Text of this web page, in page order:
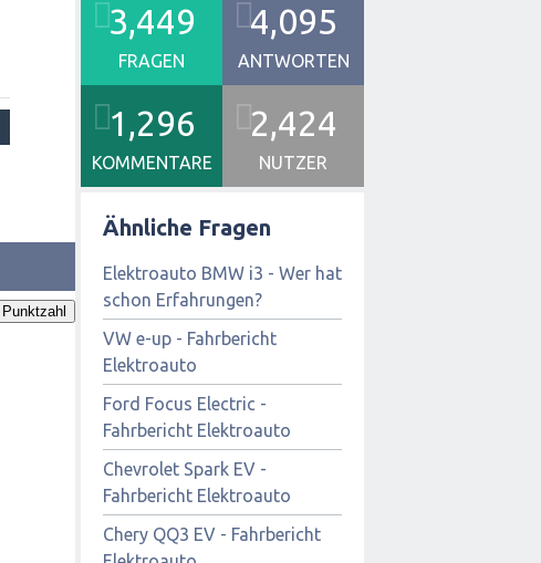
Punktzahl
3,449
FRAGEN
4,095
ANTWORTEN
1,296
KOMMENTARE
2,424
NUTZER
Ähnliche Fragen
Elektroauto BMW i3 - Wer hat
schon Erfahrungen?
VW e-up - Fahrbericht
Elektroauto
Ford Focus Electric -
Fahrbericht Elektroauto
Chevrolet Spark EV -
Fahrbericht Elektroauto
Chery QQ3 EV - Fahrbericht